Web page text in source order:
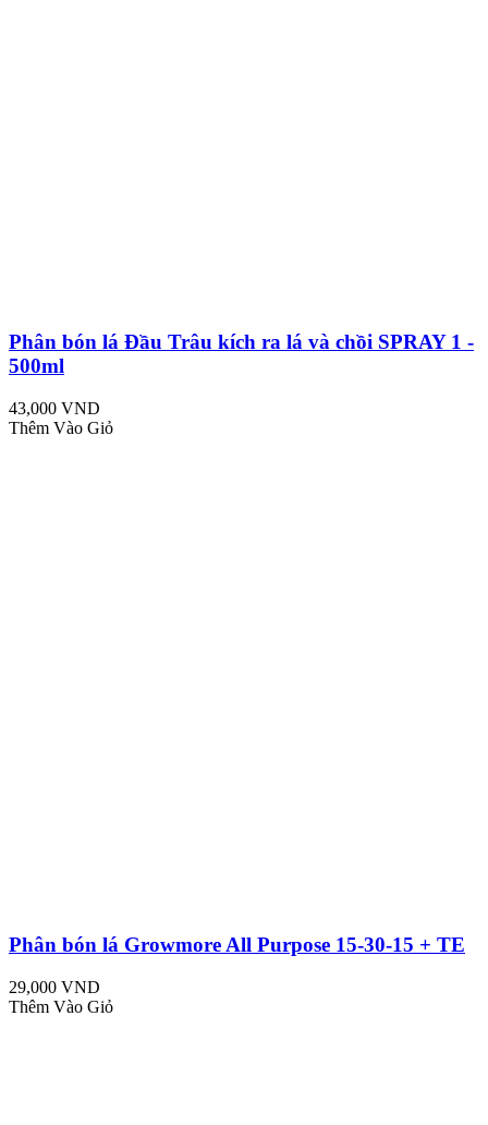
Phân bón lá Đầu Trâu kích ra lá và chồi SPRAY 1 -
500ml
43,000 VND
Thêm Vào Giỏ
Phân bón lá Growmore All Purpose 15-30-15 + TE
29,000 VND
Thêm Vào Giỏ